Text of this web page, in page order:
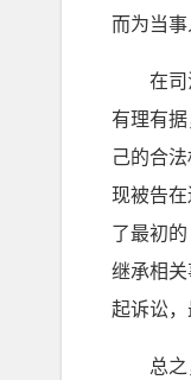
而为当事
在司法
有理有
己的合
现被告
了最初
继承相
起诉讼
总之，